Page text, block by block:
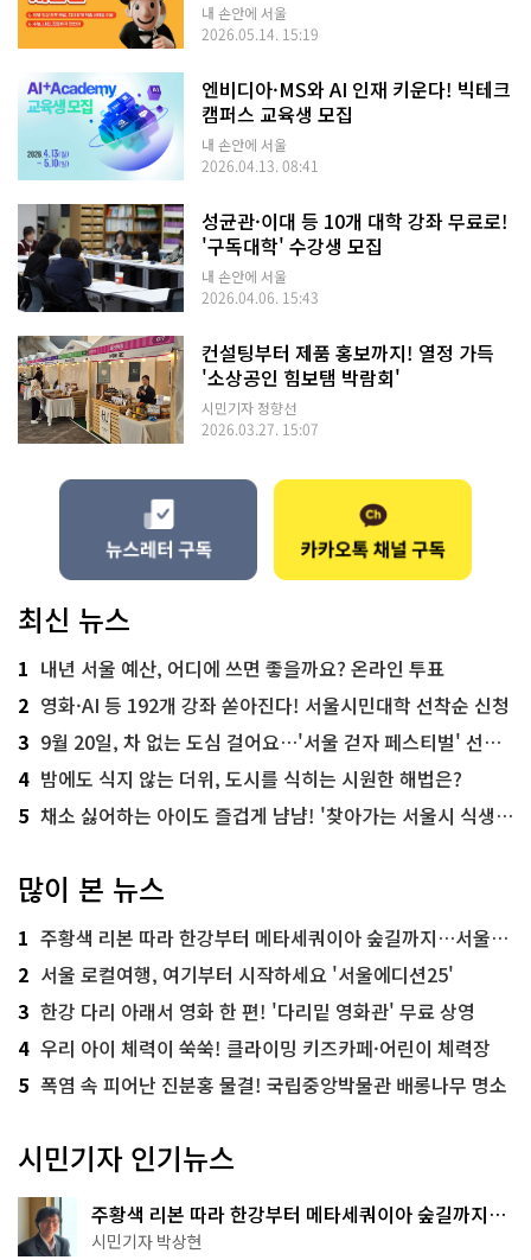
내 손안에 서울
2026.05.14. 15:19
엔비디아·MS와 AI 인재 키운다! 빅테크
캠퍼스 교육생 모집
내 손안에 서울
2026.04.13. 08:41
성균관·이대 등 10개 대학 강좌 무료로!
'구독대학' 수강생 모집
내 손안에 서울
2026.04.06. 15:43
컨설팅부터 제품 홍보까지! 열정 가득
'소상공인 힘보탬 박람회'
시민기자 정향선
2026.03.27. 15:07
최신 뉴스
1 내년 서울 예산, 어디에 쓰면 좋을까요? 온라인 투표
2 영화·AI 등 192개 강좌 쏟아진다! 서울시민대학 선착순 신청
3 9월 20일, 차 없는 도심 걸어요…'서울 걷자 페스티벌' 선착순 5천명
4 밤에도 식지 않는 더위, 도시를 식히는 시원한 해법은?
5 채소 싫어하는 아이도 즐겁게 냠냠! '찾아가는 서울시 식생활 교육' 현장
많이 본 뉴스
1 주황색 리본 따라 한강부터 메타세쿼이아 숲길까지…서울둘레길 15코스
2 서울 로컬여행, 여기부터 시작하세요 '서울에디션25'
3 한강 다리 아래서 영화 한 편! '다리밑 영화관' 무료 상영
4 우리 아이 체력이 쑥쑥! 클라이밍 키즈카페·어린이 체력장
5 폭염 속 피어난 진분홍 물결! 국립중앙박물관 배롱나무 명소
시민기자 인기뉴스
주황색 리본 따라 한강부터 메타세쿼이아 숲길까지…
서울둘레길 15코스
시민기자 박상현